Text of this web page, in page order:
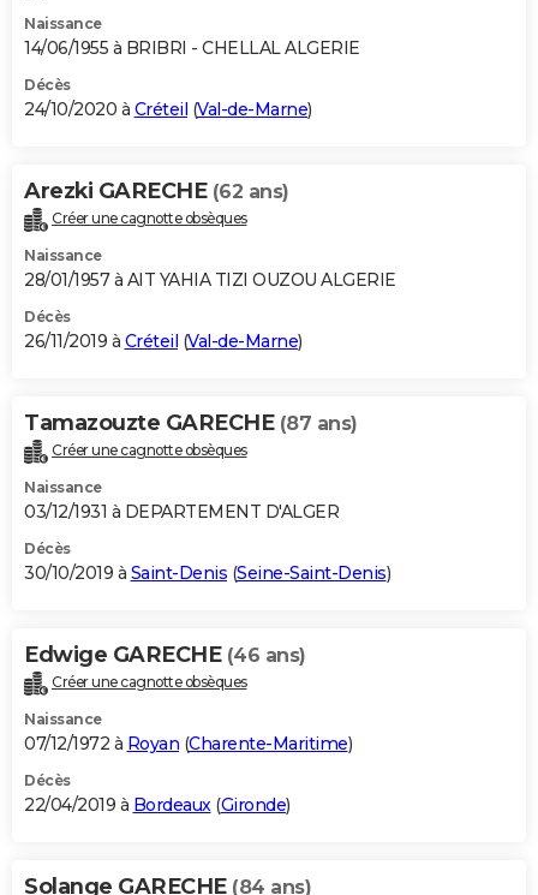
Naissance
14/06/1955 à BRIBRI - CHELLAL ALGERIE
Décès
24/10/2020 à Créteil (Val-de-Marne)
Arezki GARECHE (62 ans)
Créer une cagnotte obsèques
Naissance
28/01/1957 à AIT YAHIA TIZI OUZOU ALGERIE
Décès
26/11/2019 à Créteil (Val-de-Marne)
Tamazouzte GARECHE (87 ans)
Créer une cagnotte obsèques
Naissance
03/12/1931 à DEPARTEMENT D'ALGER
Décès
30/10/2019 à Saint-Denis (Seine-Saint-Denis)
Edwige GARECHE (46 ans)
Créer une cagnotte obsèques
Naissance
07/12/1972 à Royan (Charente-Maritime)
Décès
22/04/2019 à Bordeaux(Gironde)
Solange GARECHE (84 ans)